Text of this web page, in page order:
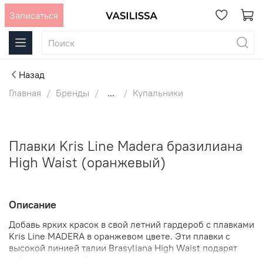
Записаться
Назад
Главная
Бренды ... Купальники
Плавки Kris Line Madera бразилиана
High Waist (оранжевый)
Описание
Добавь ярких красок в свой летний гардероб с плавками
Kris Line MADERA в оранжевом цвете. Эти плавки с
высокой линией талии Brasyliana High Waist подарят